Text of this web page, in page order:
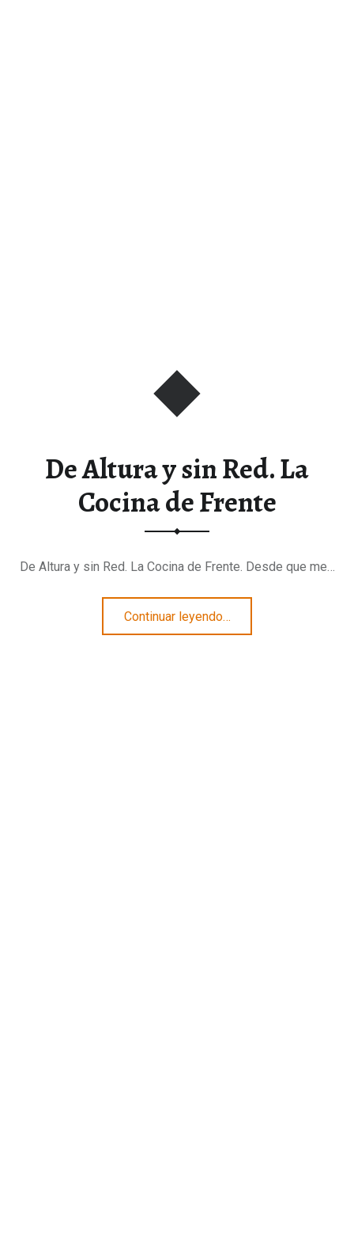
De Altura y sin Red. La
Cocina de Frente
De Altura y sin Red. La Cocina de Frente. Desde que me…
Continuar leyendo“De Altura y sin Red. La Cocina de Frente”
…